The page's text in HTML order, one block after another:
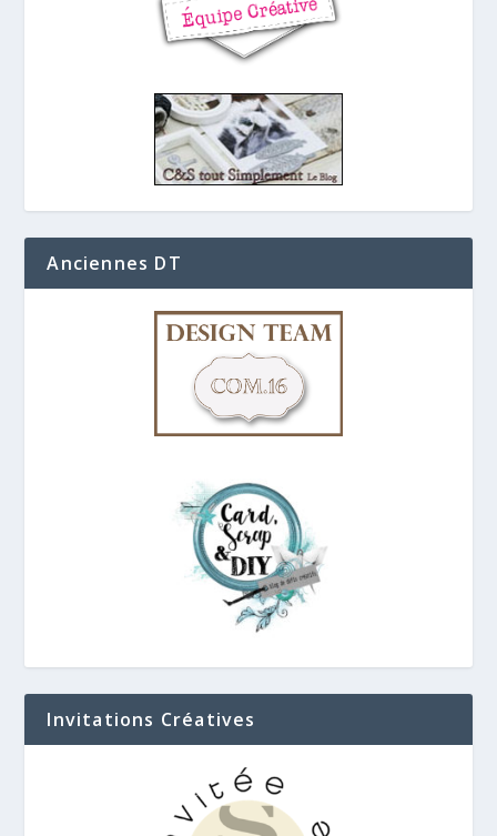
Anciennes DT
Invitations Créatives